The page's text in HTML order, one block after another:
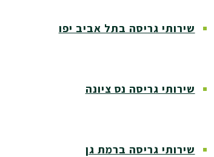
שירותי גריסה בתל אביב יפו
שירותי גריסה נס ציונה
שירותי גריסה ברמת גן